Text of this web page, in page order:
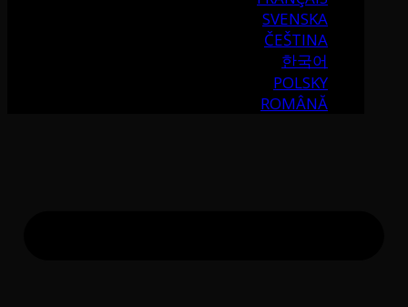
SVENSKA
ČEŠTINA
한국어
POLSKY
ROMÂNĂ